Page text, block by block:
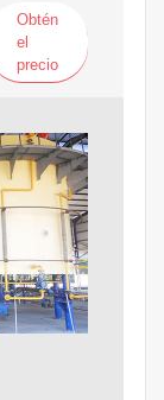
Obtén
el
precio